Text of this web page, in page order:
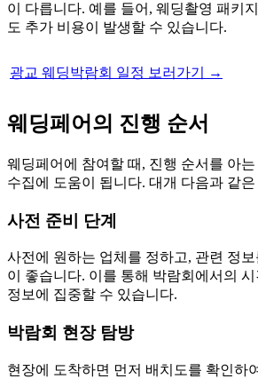
이 다릅니다. 예를 들어, 웨딩촬영 패키
도 추가 비용이 발생할 수 있습니다.
광교 웨딩박람회 일정 보러가기 →
웨딩페어의 진행 순서
웨딩페어에 참여할 때, 진행 순서를 아
수집에 도움이 됩니다. 대개 다음과 같
사전 준비 단계
사전에 원하는 업체를 정하고, 관련 정
이 좋습니다. 이를 통해 박람회에서의
정보에 집중할 수 있습니다.
박람회 현장 탐방
현장에 도착하면 먼저 배치도를 확인하